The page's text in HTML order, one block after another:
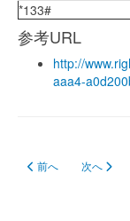
*133#
参考URL
http://
aaa4-
前の記事へ: RighTel
前へ 次の記事
次へ